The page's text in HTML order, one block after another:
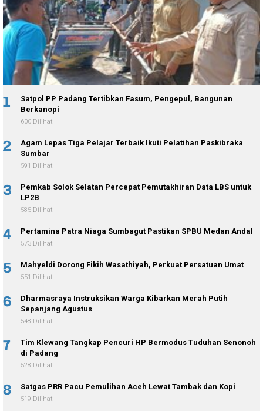
1
Satpol PP Padang Tertibkan Fasum, Pengepul, Bangunan
Berkanopi
600 Dilihat
2
Agam Lepas Tiga Pelajar Terbaik Ikuti Pelatihan Paskibraka
Sumbar
591 Dilihat
3
Pemkab Solok Selatan Percepat Pemutakhiran Data LBS untuk
LP2B
585 Dilihat
4 Pertamina Patra Niaga Sumbagut Pastikan SPBU Medan Andal
573 Dilihat
5 Mahyeldi Dorong Fikih Wasathiyah, Perkuat Persatuan Umat
551 Dilihat
6
Dharmasraya Instruksikan Warga Kibarkan Merah Putih
Sepanjang Agustus
548 Dilihat
7
Tim Klewang Tangkap Pencuri HP Bermodus Tuduhan Senonoh
di Padang
528 Dilihat
8 Satgas PRR Pacu Pemulihan Aceh Lewat Tambak dan Kopi
519 Dilihat